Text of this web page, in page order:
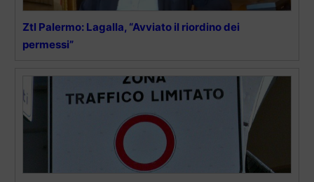
Ztl Palermo: Lagalla, “Avviato il riordino dei
permessi”